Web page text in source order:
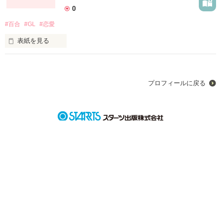
0
#百合 #GL #恋愛
表紙を見る
プロフィールに戻る